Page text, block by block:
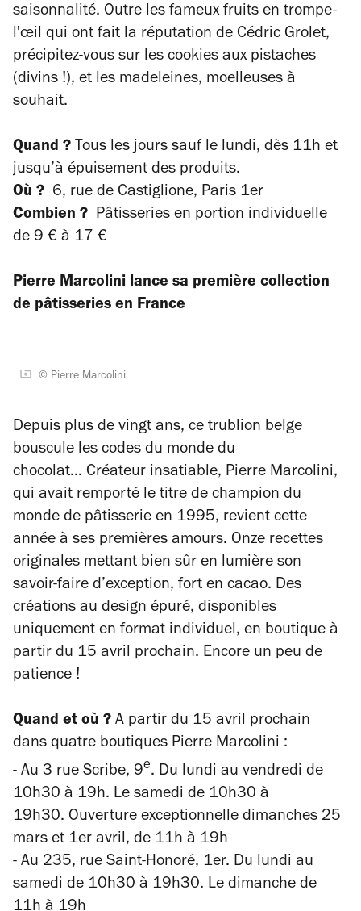
saisonnalité. Outre les fameux fruits en trompe-
l'œil qui ont fait la réputation de Cédric Grolet,
précipitez-vous sur les cookies aux pistaches
(divins !), et les madeleines, moelleuses à
souhait.
Quand ? Tous les jours sauf le lundi, dès 11h et
jusqu’à épuisement des produits.
Où ? 6, rue de Castiglione, Paris 1er
Combien ? Pâtisseries en portion individuelle
de 9 € à 17 €
Pierre Marcolini lance sa première collection
de pâtisseries en France
© Pierre Marcolini
Depuis plus de vingt ans, ce trublion belge
bouscule les codes du monde du
chocolat… Créateur insatiable, Pierre Marcolini,
qui avait remporté le titre de champion du
monde de pâtisserie en 1995, revient cette
année à ses premières amours. Onze recettes
originales mettant bien sûr en lumière son
savoir-faire d’exception, fort en cacao. Des
créations au design épuré, disponibles
uniquement en format individuel, en boutique à
partir du 15 avril prochain. Encore un peu de
patience !
Quand et où ? A partir du 15 avril prochain
dans quatre boutiques Pierre Marcolini :
- Au 3 rue Scribe, 9e. Du lundi au vendredi de
10h30 à 19h. Le samedi de 10h30 à
19h30. Ouverture exceptionnelle dimanches 25
mars et 1er avril, de 11h à 19h
- Au 235, rue Saint-Honoré, 1er. Du lundi au
samedi de 10h30 à 19h30. Le dimanche de
11h à 19h